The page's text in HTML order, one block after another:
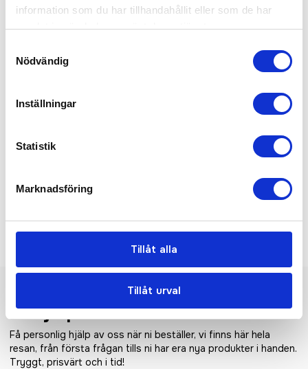
information som du har tillhandahållit eller som de har
samlat in när du har använt deras tjänster.
Nödvändig
Inställningar
Statistik
Marknadsföring
Tillåt alla
Tillåt urval
Prixton Toscana
kaffebryggare
Prixton Verona kaffebryggare
Vi hjälper er!
Få personlig hjälp av oss när ni beställer, vi finns här hela
resan, från första frågan tills ni har era nya produkter i handen.
Tryggt, prisvärt och i tid!